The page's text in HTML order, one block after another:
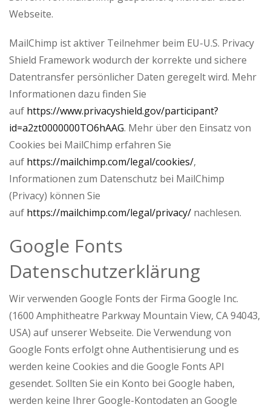
Webseite.
MailChimp ist aktiver Teilnehmer beim EU-U.S. Privacy
Shield Framework wodurch der korrekte und sichere
Datentransfer persönlicher Daten geregelt wird. Mehr
Informationen dazu finden Sie
auf https://www.privacyshield.gov/participant?
id=a2zt0000000TO6hAAG. Mehr über den Einsatz von
Cookies bei MailChimp erfahren Sie
auf https://mailchimp.com/legal/cookies/,
Informationen zum Datenschutz bei MailChimp
(Privacy) können Sie
auf https://mailchimp.com/legal/privacy/ nachlesen.
Google Fonts
Datenschutzerklärung
Wir verwenden Google Fonts der Firma Google Inc.
(1600 Amphitheatre Parkway Mountain View, CA 94043,
USA) auf unserer Webseite. Die Verwendung von
Google Fonts erfolgt ohne Authentisierung und es
werden keine Cookies and die Google Fonts API
gesendet. Sollten Sie ein Konto bei Google haben,
werden keine Ihrer Google-Kontodaten an Google